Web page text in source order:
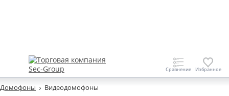
Домофоны Видеодомофоны